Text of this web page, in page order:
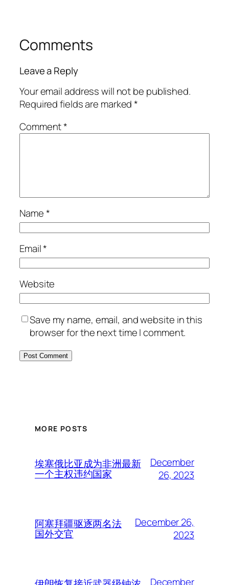
Comments
Leave a Reply
Your email address will not be published.
Required fields are marked*
Comment*
Name*
Email*
Website
Save my name, email, and website in this
browser for the next time I comment.
MORE POSTS
埃塞俄比亚成为非洲最新
一个主权违约国家
December
26, 2023
阿塞拜疆驱逐两名法
国外交官
December 26,
2023
December